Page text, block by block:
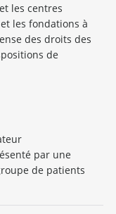
les centres
les fondations à
des droits des
de
par une
de patients